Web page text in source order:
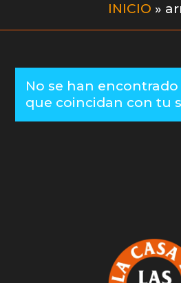
INICIO »
No se han
que coincidan con tu